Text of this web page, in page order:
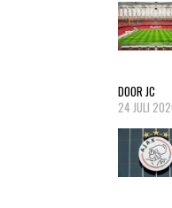
DOOR JC
24 JULI